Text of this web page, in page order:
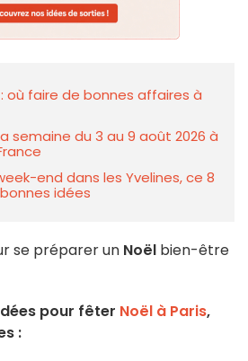
où faire de bonnes affaires à
semaine du 3 au 9 août 2026 à
end dans les Yvelines, ce 8
idées
se préparer un Noël bien-être
pour fêter Noël à Paris,
: